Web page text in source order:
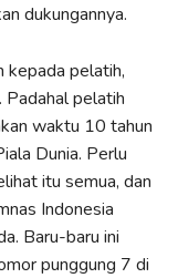
dukungannya.
kepada pelatih,
Padahal pelatih
waktu 10 tahun
Dunia. Perlu
itu semua, dan
Indonesia
Baru-baru ini
punggung 7 di